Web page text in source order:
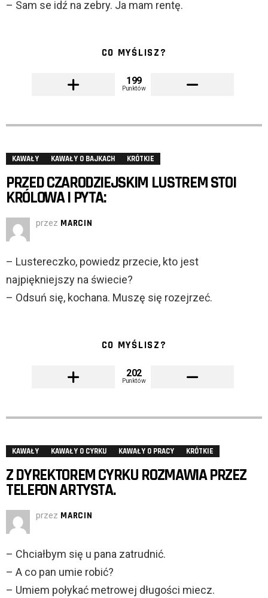
– Sam se idź na zebry. Ja mam rentę.
CO MYŚLISZ?
199
Punktów
KAWAŁY KAWAŁY O BAJKACH KRÓTKIE
PRZED CZARODZIEJSKIM LUSTREM STOI
KRÓLOWA I PYTA:
przez MARCIN
– Lustereczko, powiedz przecie, kto jest
najpiękniejszy na świecie?
– Odsuń się, kochana. Muszę się rozejrzeć.
CO MYŚLISZ?
202
Punktów
KAWAŁY KAWAŁY O CYRKU KAWAŁY O PRACY KRÓTKIE
Z DYREKTOREM CYRKU ROZMAWIA PRZEZ
TELEFON ARTYSTA.
przez MARCIN
– Chciałbym się u pana zatrudnić.
– A co pan umie robić?
– Umiem połykać metrowej długości miecz.